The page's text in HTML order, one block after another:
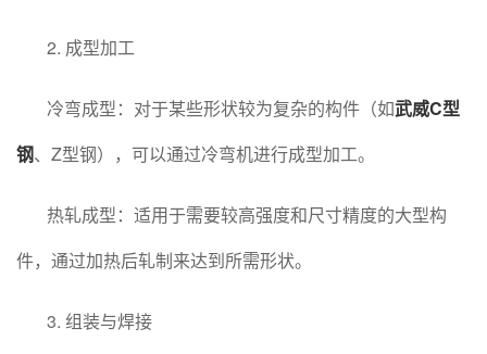
2. 成型加工
冷弯成型：对于某些形状较为复杂的构件（如武威C型
钢、Z型钢），可以通过冷弯机进行成型加工。
热轧成型：适用于需要较高强度和尺寸精度的大型构
件，通过加热后轧制来达到所需形状。
3. 组装与焊接